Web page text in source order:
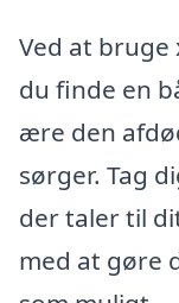
Ved at
du finde en
ære den
sørger. Tag
der taler til
med at gøre